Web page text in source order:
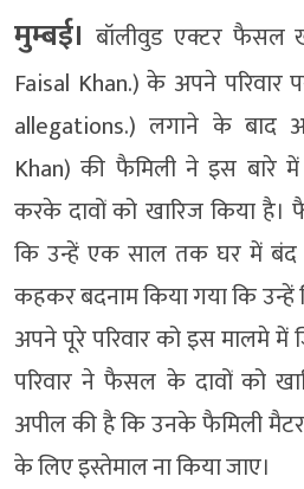
मुम्बई। बॉलीवुड एक्टर फैसल
Faisal Khan.) के अपने परिवार
allegations.) लगाने के बाद
Khan) की फैमिली ने इस बारे
करके दावों को खारिज किया
कि उन्हें एक साल तक घर में
कहकर बदनाम किया गया कि उन्हें
अपने पूरे परिवार को इस मालमे में
परिवार ने फैसल के दावों को
अपील की है कि उनके फैमिली
के लिए इस्तेमाल ना किया जाए।